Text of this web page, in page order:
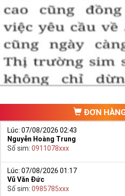
ĐƠN
Lúc: 07/08/2026 02:43
Nguyễn Hoàng Trung
Số sim: 0911078xxx
Lúc: 07/08/2026 01:17
Vũ Văn Đức
Số sim: 0985785xxx